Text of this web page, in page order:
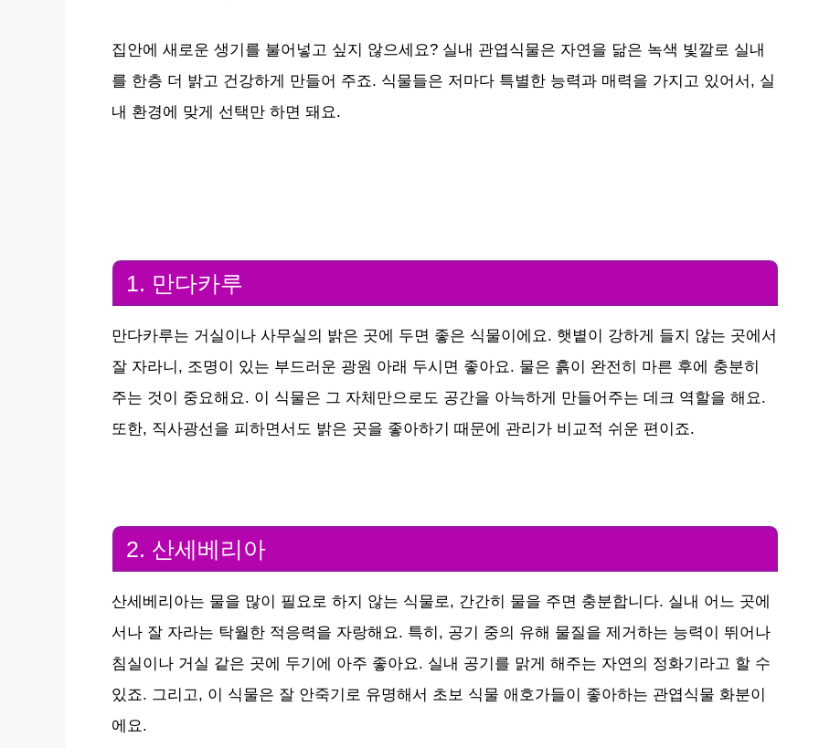
집안에 새로운 생기를 불어넣고 싶지 않으세요? 실내 관엽식물은 자연을 닮은 녹색 빛깔로 실내
를 한층 더 밝고 건강하게 만들어 주죠. 식물들은 저마다 특별한 능력과 매력을 가지고 있어서, 실
내 환경에 맞게 선택만 하면 돼요.
1. 만다카루
만다카루는 거실이나 사무실의 밝은 곳에 두면 좋은 식물이에요. 햇볕이 강하게 들지 않는 곳에서
잘 자라니, 조명이 있는 부드러운 광원 아래 두시면 좋아요. 물은 흙이 완전히 마른 후에 충분히
주는 것이 중요해요. 이 식물은 그 자체만으로도 공간을 아늑하게 만들어주는 데크 역할을 해요.
또한, 직사광선을 피하면서도 밝은 곳을 좋아하기 때문에 관리가 비교적 쉬운 편이죠.
2. 산세베리아
산세베리아는 물을 많이 필요로 하지 않는 식물로, 간간히 물을 주면 충분합니다. 실내 어느 곳에
서나 잘 자라는 탁월한 적응력을 자랑해요. 특히, 공기 중의 유해 물질을 제거하는 능력이 뛰어나
침실이나 거실 같은 곳에 두기에 아주 좋아요. 실내 공기를 맑게 해주는 자연의 정화기라고 할 수
있죠. 그리고, 이 식물은 잘 안죽기로 유명해서 초보 식물 애호가들이 좋아하는 관엽식물 화분이
에요.